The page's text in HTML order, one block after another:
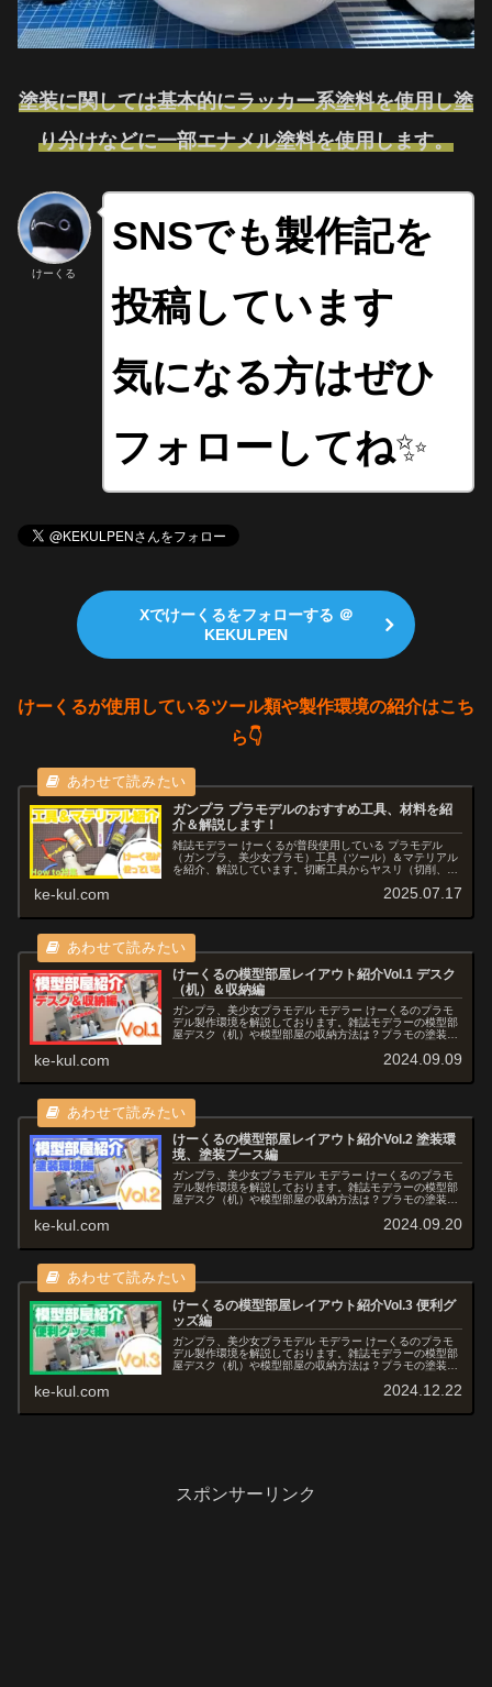
塗装に関しては基本的にラッカー系塗料を使用し塗
り分けなどに一部エナメル塗料を使用します。
けーくる
SNSでも製作記を
投稿しています
気になる方はぜひ
フォローしてね✨
Xでけーくるをフォローする ＠
KEKULPEN
けーくるが使用しているツール類や製作環境の紹介はこち
ら👇
ガンプラ プラモデルのおすすめ工具、材料を紹
介＆解説します！
雑誌モデラー けーくるが普段使用している プラモデル
（ガンプラ、美少女プラモ）工具（ツール）＆マテリアル
を紹介、解説しています。切断工具からヤスリ（切削、研
げ用品など初心者から上級者様々なキャラクターモデルに
ke-kul.com 2025.07.17
けーくるの模型部屋レイアウト紹介Vol.1 デスク
（机）＆収納編
ガンプラ、美少女プラモデル モデラー けーくるのプラモ
デル製作環境を解説しております。雑誌モデラーの模型部
屋デスク（机）や模型部屋の収納方法は？プラモの塗装環
利グッズや模型部屋レイアウトも交えてご紹介していきま
を作ろう！3"にも掲載されました。
ke-kul.com 2024.09.09
けーくるの模型部屋レイアウト紹介Vol.2 塗装環
境、塗装ブース編
ガンプラ、美少女プラモデル モデラー けーくるのプラモ
デル製作環境を解説しております。雑誌モデラーの模型部
屋デスク（机）や模型部屋の収納方法は？プラモの塗装環
利グッズや模型部屋レイアウトも交えてご紹介していきま
を作ろう！3"にも掲載されました。
ke-kul.com 2024.09.20
けーくるの模型部屋レイアウト紹介Vol.3 便利グ
ッズ編
ガンプラ、美少女プラモデル モデラー けーくるのプラモ
デル製作環境を解説しております。雑誌モデラーの模型部
屋デスク（机）や模型部屋の収納方法は？プラモの塗装環
利グッズや模型部屋レイアウトも交えてご紹介していきま
を作ろう！3"にも掲載されました。
ke-kul.com 2024.12.22
スポンサーリンク